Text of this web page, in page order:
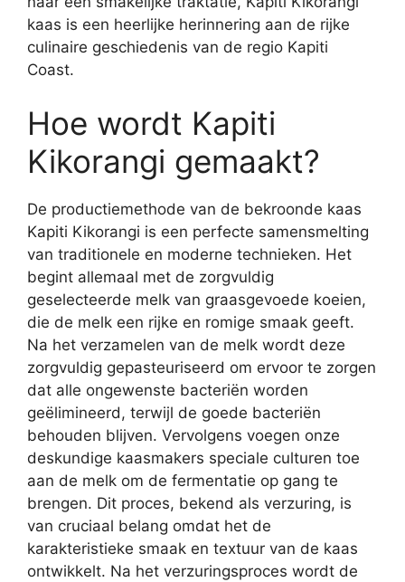
kaas is een heerlijke herinnering aan de rijke
culinaire geschiedenis van de regio Kapiti
Coast.
Hoe wordt Kapiti
Kikorangi gemaakt?
De productiemethode van de bekroonde kaas
Kapiti Kikorangi is een perfecte samensmelting
van traditionele en moderne technieken. Het
begint allemaal met de zorgvuldig
geselecteerde melk van graasgevoede koeien,
die de melk een rijke en romige smaak geeft.
Na het verzamelen van de melk wordt deze
zorgvuldig gepasteuriseerd om ervoor te zorgen
dat alle ongewenste bacteriën worden
geëlimineerd, terwijl de goede bacteriën
behouden blijven. Vervolgens voegen onze
deskundige kaasmakers speciale culturen toe
aan de melk om de fermentatie op gang te
brengen. Dit proces, bekend als verzuring, is
van cruciaal belang omdat het de
karakteristieke smaak en textuur van de kaas
ontwikkelt. Na het verzuringsproces wordt de